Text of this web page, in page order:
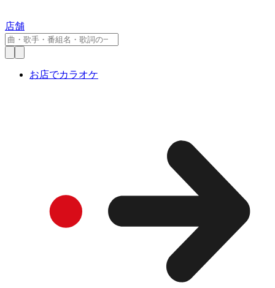
店舗
お店でカラオケ